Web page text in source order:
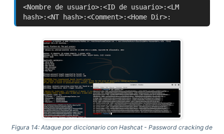
<Nombre de usuario>:<ID de usuario>:<LM
hash>:<NT hash>:<Comment>:<Home Dir>:
Figura 14: Ataque por diccionario con Hashcat - Password cracking de